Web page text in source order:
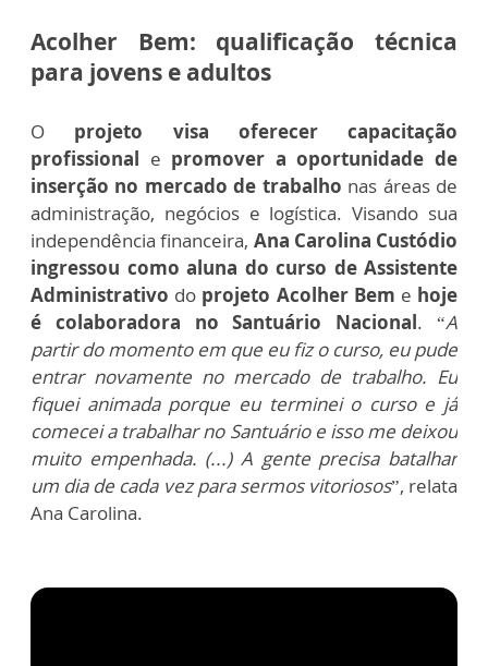
Acolher Bem: qualificação técnica
para jovens e adultos
O projeto visa oferecer capacitação
profissional e promover a oportunidade de
inserção no mercado de trabalho nas áreas de
administração, negócios e logística. Visando sua
independência financeira, Ana Carolina Custódio
ingressou como aluna do curso de Assistente
Administrativo do projeto Acolher Bem e hoje
é colaboradora no Santuário Nacional. “A
partir do momento em que eu fiz o curso, eu pude
entrar novamente no mercado de trabalho. Eu
fiquei animada porque eu terminei o curso e já
comecei a trabalhar no Santuário e isso me deixou
muito empenhada. (...) A gente precisa batalhar
um dia de cada vez para sermos vitoriosos”, relata
Ana Carolina.